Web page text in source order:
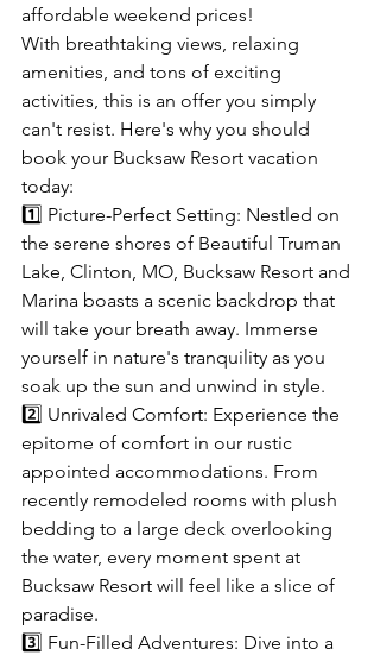
affordable weekend prices!
With breathtaking views, relaxing
amenities, and tons of exciting
activities, this is an offer you simply
can't resist. Here's why you should
book your Bucksaw Resort vacation
today:
1️⃣ Picture-Perfect Setting: Nestled on
the serene shores of Beautiful Truman
Lake, Clinton, MO, Bucksaw Resort and
Marina boasts a scenic backdrop that
will take your breath away. Immerse
yourself in nature's tranquility as you
soak up the sun and unwind in style.
2️⃣ Unrivaled Comfort: Experience the
epitome of comfort in our rustic
appointed accommodations. From
recently remodeled rooms with plush
bedding to a large deck overlooking
the water, every moment spent at
Bucksaw Resort will feel like a slice of
paradise.
3️⃣ Fun-Filled Adventures: Dive into a